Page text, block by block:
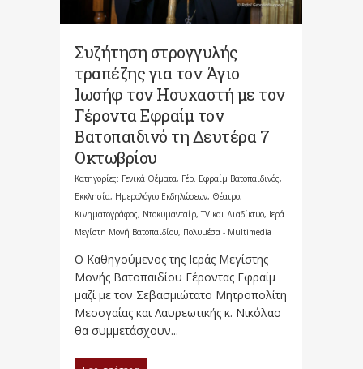
Συζήτηση στρογγυλής
τραπέζης για τον Άγιο
Ιωσήφ τον Ησυχαστή με τον
Γέροντα Εφραίμ τον
Βατοπαιδινό τη Δευτέρα 7
Οκτωβρίου
Κατηγορίες: Γενικά Θέματα, Γέρ. Εφραίμ Βατοπαιδινός,
Εκκλησία, Ημερολόγιο Εκδηλώσεων, Θέατρο,
Κινηματογράφος, Ντοκυμανταίρ, TV και Διαδίκτυο, Ιερά
Μεγίστη Μονή Βατοπαιδίου, Πολυμέσα - Multimedia
Ο Καθηγούμενος της Ιεράς Μεγίστης
Μονής Βατοπαιδίου Γέροντας Εφραίμ
μαζί με τον Σεβασμιώτατο Μητροπολίτη
Μεσογαίας και Λαυρεωτικής κ. Νικόλαο
θα συμμετάσχουν...